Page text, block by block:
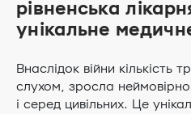
рівненська
унікальне
Внаслідок війни кількість
слухом, зросла неймовірно
і серед цивільних. Це